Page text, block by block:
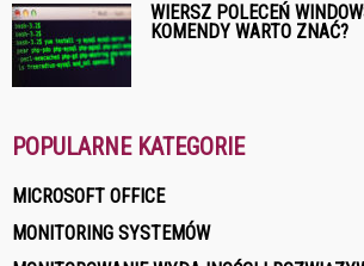
WIERSZ POLECEŃ
KOMENDY WARTO ZNAĆ?
POPULARNE KATEGORIE
MICROSOFT OFFICE
MONITORING SYSTEMÓW